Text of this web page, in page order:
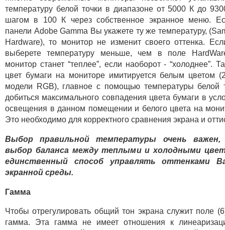
температуру белой точки в диапазоне от 5000 К до
шагом в 100 К через собственное экранное меню.
панели Adobe Gamma Вы укажете ту же температуру,
Hardware), то монитор не изменит своего оттенка.
выберете температуру меньше, чем в поле
монитор станет “теплее”, если наоборот - “холоднее”.
цвет бумаги на мониторе имитируется белым цветом
модели RGB), главное с помощью температуры белой
добиться максимального совпадения цвета бумаги в
освещения в данном помещении и белого цвета на
Это необходимо для корректного сравнения экрана и
Выбор правильной температуры очень
выбор баланса между теплыми и холодными
единственный способ управлять оттенками
экранной среды.
Гамма
Чтобы отрегулировать общий тон экрана служит поле
гамма. Эта гамма не имеет отношения к